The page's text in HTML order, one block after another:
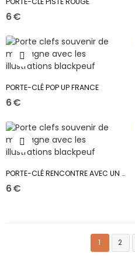
6 €
PORTE-CLÉ POP UP FRANCE
6 €
PORTE-CLÉ RENCONTRE AVEC UN DAHUT
6 €
1 2